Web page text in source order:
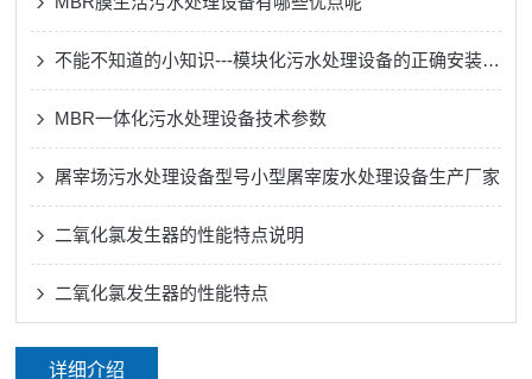
不能不知道的小知识---模块化污水处理设备的正确安装方法
MBR一体化污水处理设备技术参数
屠宰场污水处理设备型号小型屠宰废水处理设备生产厂家
二氧化氯发生器的性能特点说明
二氧化氯发生器的性能特点
详细介绍